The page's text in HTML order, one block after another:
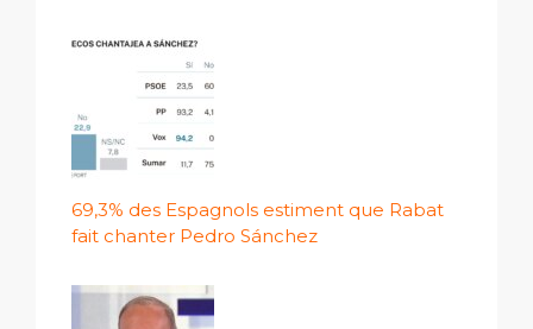
69,3% des Espagnols estiment que Rabat
fait chanter Pedro Sánchez